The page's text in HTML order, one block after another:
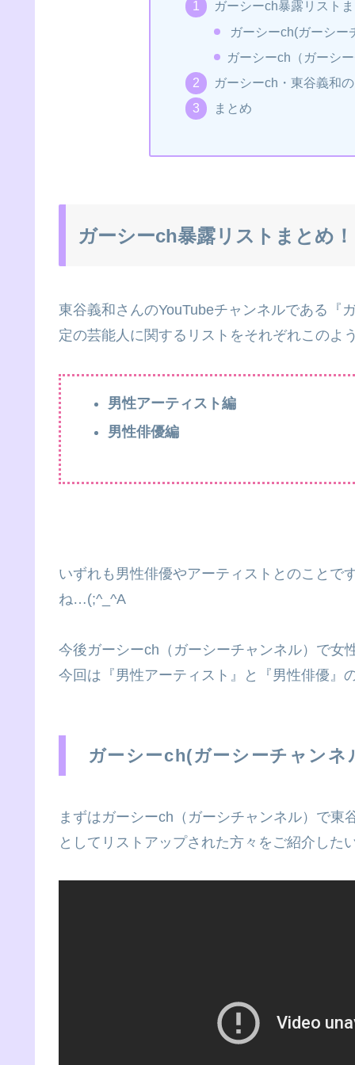
ガーシーch暴露リスト
ガーシーch(ガーシー
ガーシーch（ガーシ
ガーシーch・東谷義和
まとめ
ガーシーch暴露リストまとめ！
東谷義和さんのYouTubeチャンネルである『
定の芸能人に関するリストをそれぞれこのよ
男性アーティスト編
男性俳優編
いずれも男性俳優やアーティストとのことで
ね…(;^_^A
今後ガーシーch（ガーシーチャンネル）で女
今回は『男性アーティスト』と『男性俳優』
ガーシーch(ガーシーチャン
まずはガーシーch（ガーシチャンネル）で
としてリストアップされた方々をご紹介した